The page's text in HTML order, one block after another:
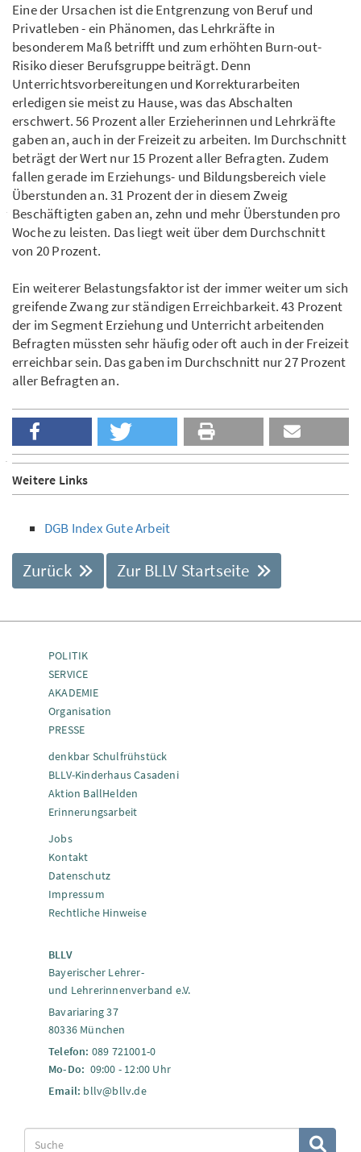
Eine der Ursachen ist die Entgrenzung von Beruf und
Privatleben - ein Phänomen, das Lehrkräfte in
besonderem Maß betrifft und zum erhöhten Burn-out-
Risiko dieser Berufsgruppe beiträgt. Denn
Unterrichtsvorbereitungen und Korrekturarbeiten
erledigen sie meist zu Hause, was das Abschalten
erschwert. 56 Prozent aller Erzieherinnen und Lehrkräfte
gaben an, auch in der Freizeit zu arbeiten. Im Durchschnitt
beträgt der Wert nur 15 Prozent aller Befragten. Zudem
fallen gerade im Erziehungs- und Bildungsbereich viele
Überstunden an. 31 Prozent der in diesem Zweig
Beschäftigten gaben an, zehn und mehr Überstunden pro
Woche zu leisten. Das liegt weit über dem Durchschnitt
von 20 Prozent.
Ein weiterer Belastungsfaktor ist der immer weiter um sich
greifende Zwang zur ständigen Erreichbarkeit. 43 Prozent
der im Segment Erziehung und Unterricht arbeitenden
Befragten müssten sehr häufig oder oft auch in der Freizeit
erreichbar sein. Das gaben im Durchschnitt nur 27 Prozent
aller Befragten an.
Weitere Links
DGB Index Gute Arbeit
Zurück Zur BLLV Startseite
POLITIK
SERVICE
AKADEMIE
Organisation
PRESSE
denkbar Schulfrühstück
BLLV-Kinderhaus Casadeni
Aktion BallHelden
Erinnerungsarbeit
Jobs
Kontakt
Datenschutz
Impressum
Rechtliche Hinweise
BLLV
Bayerischer Lehrer-
und Lehrerinnenverband e.V.
Bavariaring 37
80336 München
Telefon: 089 721001-0
Mo-Do: 09:00 - 12:00 Uhr
Email: bllv@bllv.de